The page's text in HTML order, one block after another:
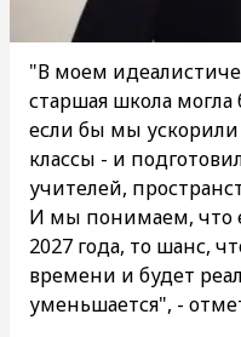
"В моем
старшая школа могла
если бы мы
классы - и
учителей,
И мы понимаем, что
2027 года, то шанс,
времени и будет
уменьшается", -